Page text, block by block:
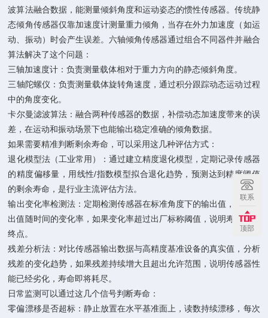
波算法融合数据，能测量倾斜角度和运动姿态的惯性传感器。传统静
态倾角传感器仅靠加速度计测量重力倾角，当存在外力加速度（如运
动、振动）时会产生误差。六轴倾角传感器通过组合不同器件并融合
算法解决了这个问题：
‌三轴加速度计‌：负责测量载体相对于重力方向的静态倾斜角度。
‌三轴陀螺仪‌：负责测量载体旋转角速度，通过积分跟踪动态运动过程
中的角度变化。
‌卡尔曼滤波算法‌：融合两种传感器的数据，补偿动态加速度带来的误
差，在运动和振动场景下也能输出稳定准确的倾角数据。
如果需要精准判断剩余寿命，可以采用这几种评估方式：
‌退化模型法（工业常用）‌：通过建立精度退化模型，定期记录传感器
的精度偏移量，用线性/指数模型拟合退化趋势，预测达到精度阈值
的剩余寿命，是行业主流评估方法。
‌输出变化率检测法‌：定期检测传感器在标准角度下的输出值，计算输
出值随时间的变化率，如果变化率超过出厂标称阈值，说明寿命接近
终点。
‌残差分析法‌：对比传感器输出数据与高精度基准设备的真实值，分析
残差的变化趋势，如果残差持续增大且超出允许范围，说明传感器性
能已经劣化，寿命即将耗尽。
日常监测可以通过这几个信号判断寿命：
零偏漂移是否超标‌：静止放置在水平基准面上，读数持续漂移，每次
联系
顶部